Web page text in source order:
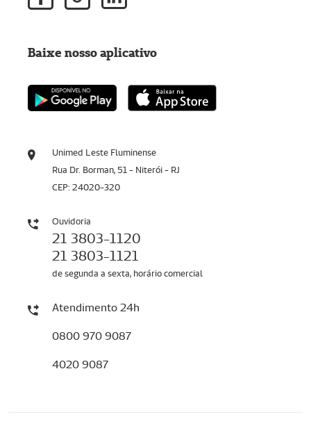
Unimed Leste Fluminense
Rua Dr. Borman, 51 - Niterói - RJ
CEP: 24020-320
Ouvidoria
21 3803-1120
21 3803-1121
de segunda a sexta, horário comercial
Atendimento 24h
0800 970 9087
4020 9087
Baixe nosso aplicativo